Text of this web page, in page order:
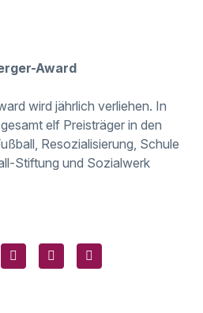
Award
wird jährlich verliehen. In
elf Preisträger in den
Resozialisierung, Schule
Stiftung und Sozialwerk